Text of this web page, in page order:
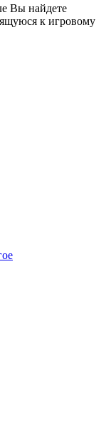
Вы найдете
к игровому